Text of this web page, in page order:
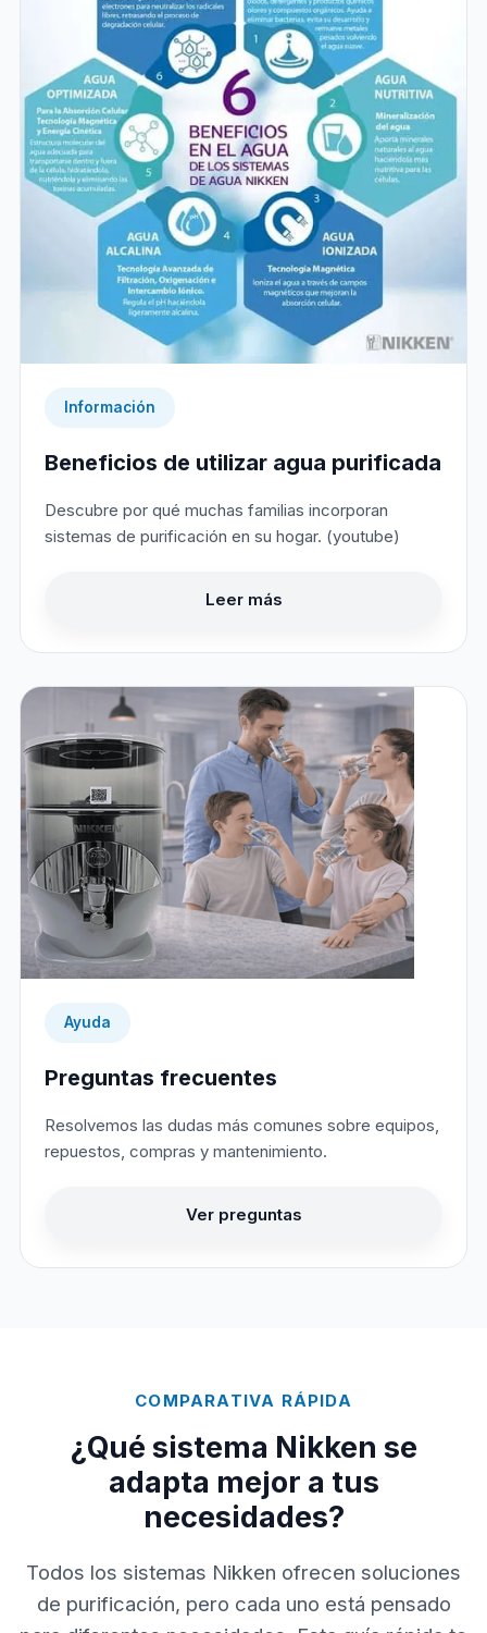
Información
Beneficios de utilizar agua purificada
Descubre por qué muchas familias incorporan
sistemas de purificación en su hogar. (youtube)
Leer más
Ayuda
Preguntas frecuentes
Resolvemos las dudas más comunes sobre equipos,
repuestos, compras y mantenimiento.
Ver preguntas
COMPARATIVA RÁPIDA
¿Qué sistema Nikken se
adapta mejor a tus
necesidades?
Todos los sistemas Nikken ofrecen soluciones
de purificación, pero cada uno está pensado